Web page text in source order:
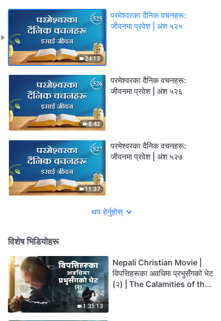
24:13
परमेश्‍वरका दैनिक वचनहरू:
जीवनमा प्रवेश | अंश ५२५
8:42
परमेश्‍वरका दैनिक वचनहरू:
जीवनमा प्रवेश | अंश ५२६
11:37
परमेश्‍वरका दैनिक वचनहरू:
जीवनमा प्रवेश | अंश ५२७
थप हेर्नुहोस्
विशेष भिडियोहरू
1:35:13
Nepali Christian Movie |
विपत्तिहरूका अवधिमा प्रभुसँगको भेट
(२) | The Calamities of the